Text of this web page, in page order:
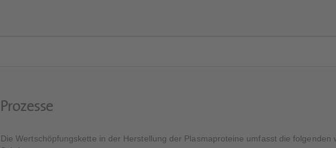
Prozesse
Die Wertschöpfungskette in der Herstellung der Plasmaproteine umfasst die folgenden